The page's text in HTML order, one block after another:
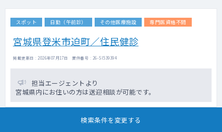
スポット 日勤（午前診） その他医療施設 専門医資格不問
宮城県登米市迫町／住民健診
掲載更新日 : 2026年07月17日 案件番号 : 26-SI539394
担当エージェントより
宮城県内にお住いの方は送迎相談が可能です。
検索条件を変更する